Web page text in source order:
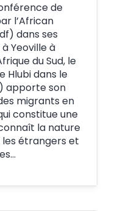
de
l’African
dans ses
à Yeoville à
du Sud, le
Hlubi dans le
apporte son
migrants en
constitue une
la nature
étrangers et